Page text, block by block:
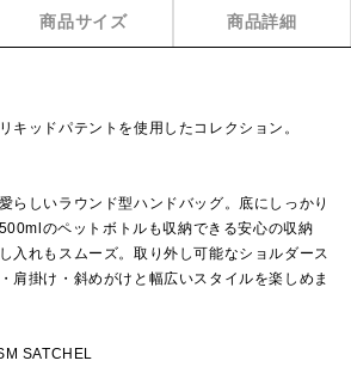
商品サイズ 商品詳細
キッドパテントを使用したコレクション。
らしいラウンド型ハンドバッグ。底にしっかり
のペットボトルも収納できる安心の収納
入れもスムーズ。取り外し可能なショルダース
肩掛け・斜めがけと幅広いスタイルを楽しめま
SATCHEL